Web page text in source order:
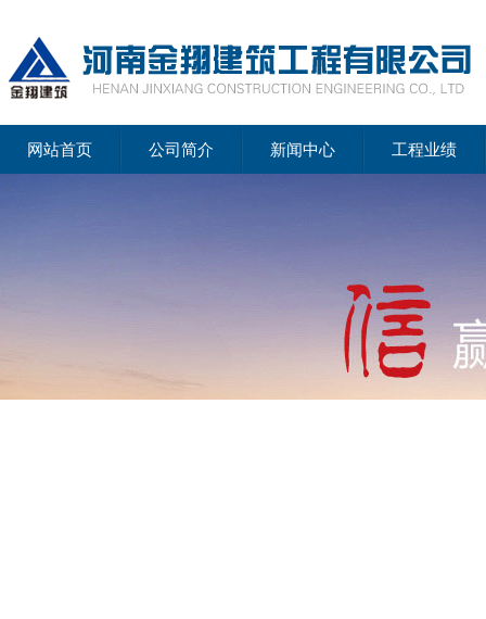
网站首页 公司简介 新闻中心 工程业绩